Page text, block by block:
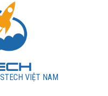
VIỆT NAM